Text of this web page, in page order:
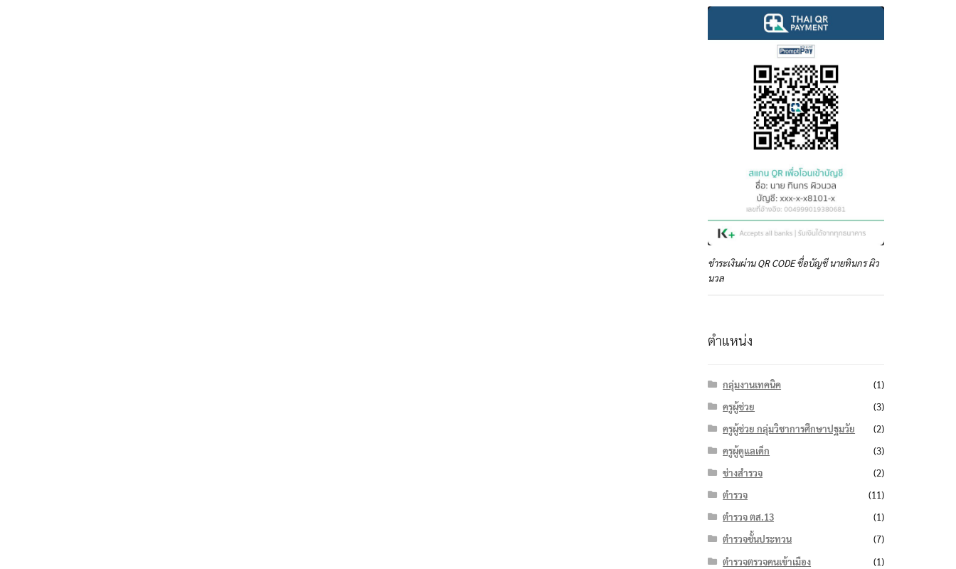
ชำระเงินผ่าน QR CODE ชื่อบัญชี นายทินกร ผิว
นวล
ตำแหน่ง
กลุ่มงานเทคนิค
(1)
ครูผู้ช่วย
(3)
ครูผู้ช่วย กลุ่มวิชาการศึกษาปฐมวัย
(2)
ครูผู้ดูแลเด็ก
(3)
ช่างสำรวจ
(2)
ตำรวจ
(11)
ตำรวจ ตส.13
(1)
ตำรวจชั้นประทวน
(7)
ตำรวจตรวจคนเข้าเมือง
(1)